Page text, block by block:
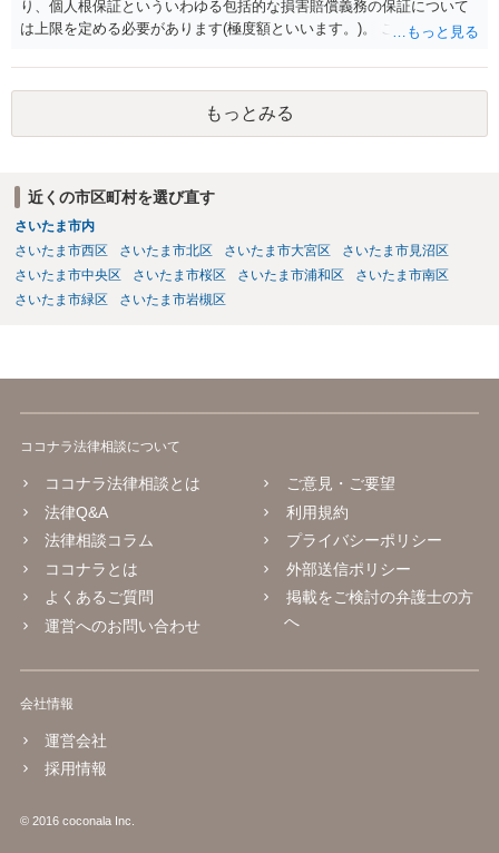
り、個人根保証といういわゆる包括的な損害賠償義務の保証について
は上限を定める必要があります(極度額といいます。)。 この書式にサ
り、会社側は請求できない可能性が高そうです。
もっとみる
近くの市区町村を選び直す
さいたま市内
さいたま市西区
さいたま市北区 さいたま市大宮区
さいたま市見沼区
さいたま市中央区
さいたま市桜区 さいたま市浦和区
さいたま市南区
さいたま市緑区
さいたま市岩槻区
ココナラ法律相談について
ココナラ法律相談とは
法律Q&A
法律相談コラム
ココナラとは
よくあるご質問
運営へのお問い合わせ
ご意見・ご要望
利用規約
プライバシーポリシー
外部送信ポリシー
掲載をご検討の弁護士の方
へ
会社情報
運営会社
採用情報
© 2016 coconala Inc.